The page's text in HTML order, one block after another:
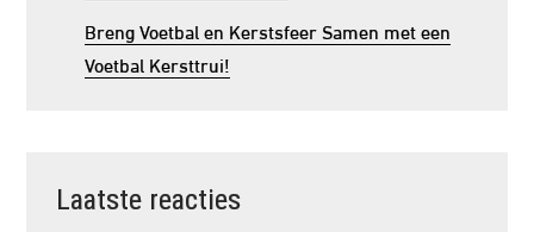
Breng Voetbal en Kerstsfeer Samen met een
Voetbal Kersttrui!
Laatste reacties